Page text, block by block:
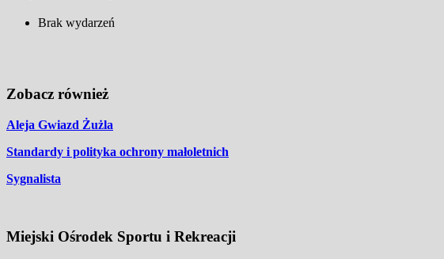
Brak wydarzeń
Zobacz również
Aleja Gwiazd Żużla
Standardy i polityka ochrony małoletnich
Sygnalista
Miejski Ośrodek Sportu i Rekreacji